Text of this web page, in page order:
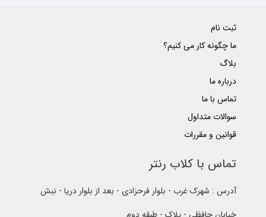
ثبت نام
ما چگونه کار می کنیم؟
بلاگ
درباره ما
تماس با ما
سوالات متداول
قوانین و مقررات
تماس با کلاب رنتر
آدرس : شهرک غرب - بلوار فرحزادی - بعد از بلوار دریا - نبش